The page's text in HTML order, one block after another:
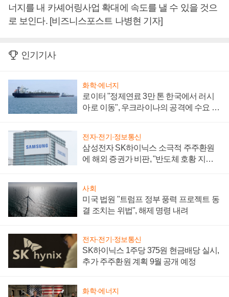
너지를 내 카셰어링사업 확대에 속도를 낼 수 있을 것으
로 보인다. [비즈니스포스트 나병현 기자]
인기기사
화학·에너지
로이터 "정제연료 3만 톤 한국에서 러시
아로 이동", 우크라이나의 공격에 수요 늘
전자·전기·정보통신
삼성전자 SK하이닉스 소극적 주주환원
에 해외 증권가 비판, "반도체 호황 지속
사회
미국 법원 "트럼프 정부 풍력 프로젝트 동
결 조치는 위법", 해제 명령 내려
전자·전기·정보통신
SK하이닉스 1주당 375원 현금배당 실시,
추가 주주환원 계획 9월 공개 예정
화학·에너지